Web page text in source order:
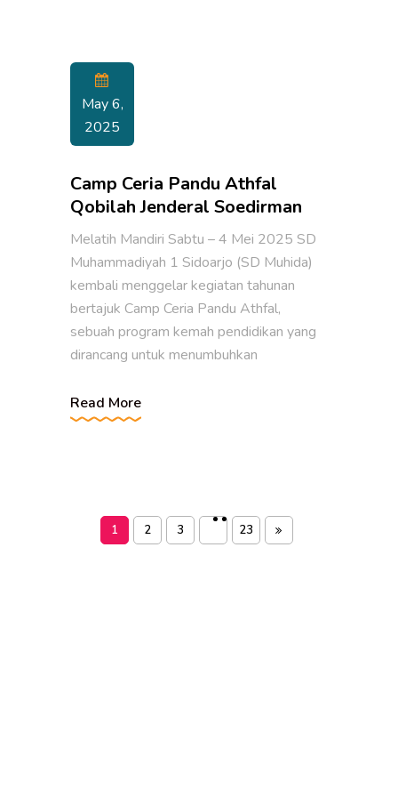
May 6,
2025
Camp Ceria Pandu Athfal
Qobilah Jenderal Soedirman
Melatih Mandiri Sabtu – 4 Mei 2025 SD
Muhammadiyah 1 Sidoarjo (SD Muhida)
kembali menggelar kegiatan tahunan
bertajuk Camp Ceria Pandu Athfal,
sebuah program kemah pendidikan yang
dirancang untuk menumbuhkan
Read More
1 2 3 23